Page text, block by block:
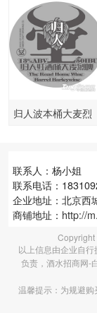
归人波本桶大麦烈
联系人：杨小姐
联系电话：
企业地址：北京西
商铺地址： http://
Copyright
以上信息由企业自
负责，酒水招商网-
温馨提示：为规避